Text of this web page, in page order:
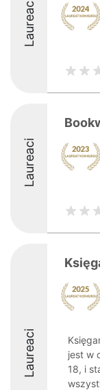
Laureaci
Laureaci
Laureaci
jest w
18, i